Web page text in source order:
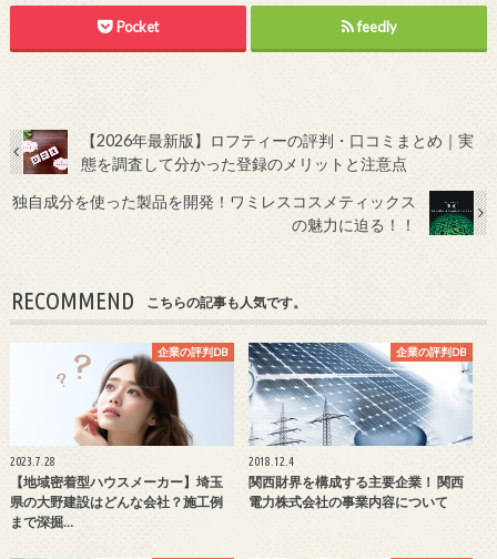
Pocket feedly
【2026年最新版】ロフティーの評判・口コミまとめ｜実
態を調査して分かった登録のメリットと注意点
独自成分を使った製品を開発！ワミレスコスメティックス
の魅力に迫る！！
RECOMMEND こちらの記事も人気です。
企業の評判DB
2023.7.28
【地域密着型ハウスメーカー】埼玉
県の大野建設はどんな会社？施工例
まで深掘…
企業の評判DB
2018.12.4
関西財界を構成する主要企業！ 関西
電力株式会社の事業内容について